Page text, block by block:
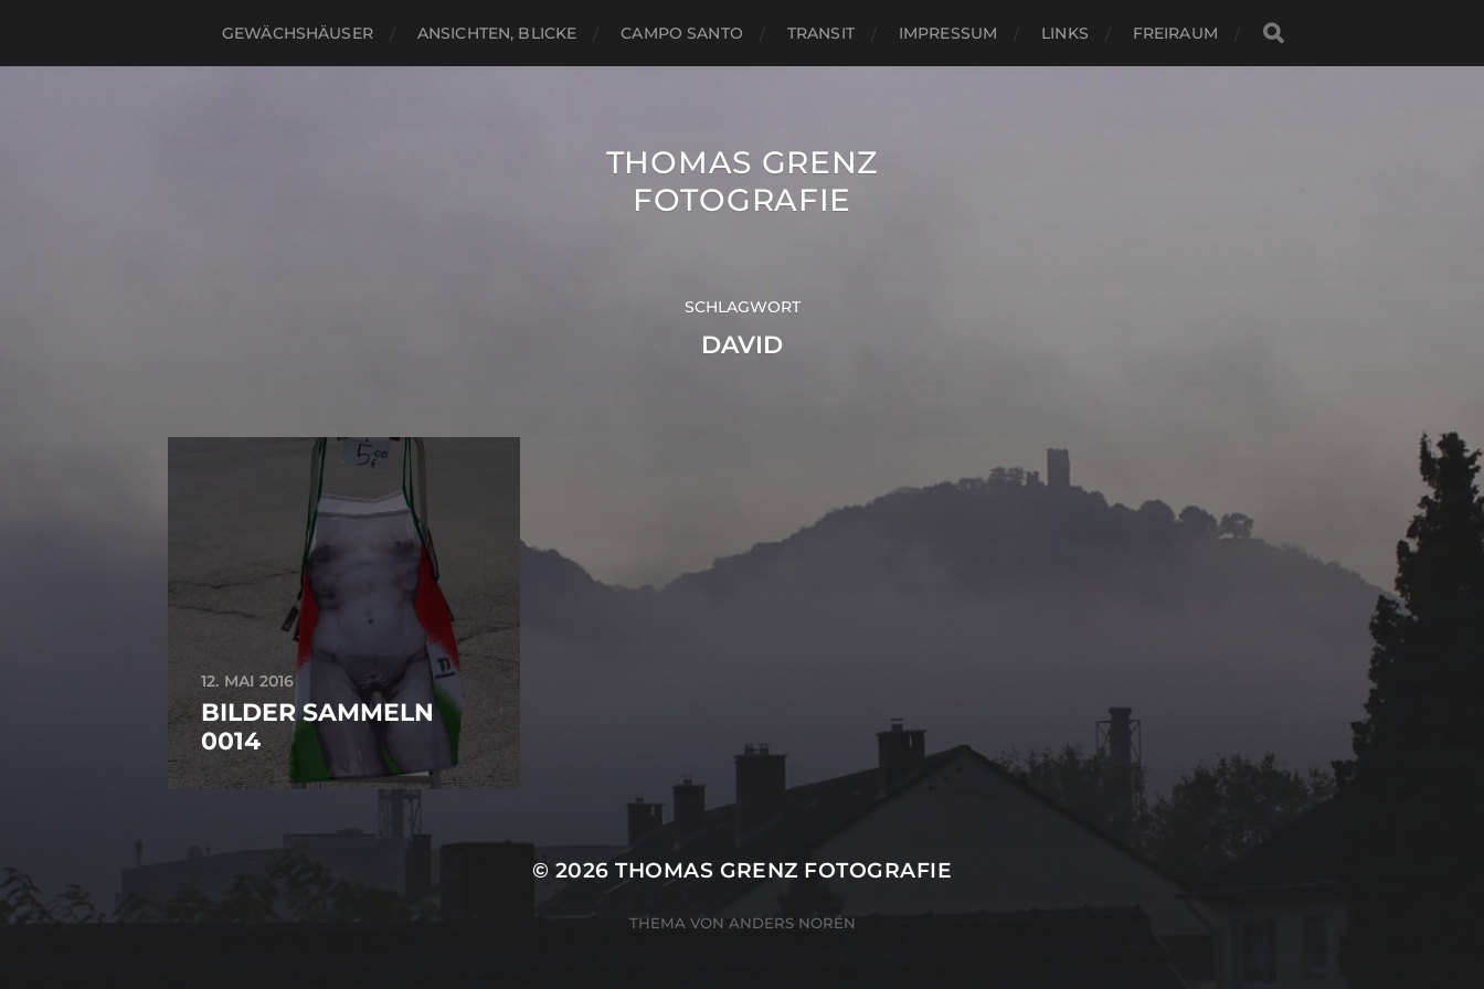
GEWÄCHSHÄUSER ANSICHTEN, BLICKE CAMPO SANTO TRANSIT IMPRESSUM LINKS FREIRAUM
THOMAS GRENZ
FOTOGRAFIE
SCHLAGWORT
DAVID
12. MAI 2016
BILDER SAMMELN
0014
© 2026THOMAS GRENZ FOTOGRAFIE
THEMA VON ANDERS NORÉN